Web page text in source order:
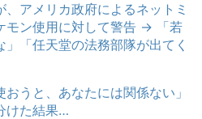
、アメリカ政府によるネットミ
モン使用に対して警告 → 「若
「任天堂の法務部隊が出てく
おうと、あなたには関係ない」
けた結果…